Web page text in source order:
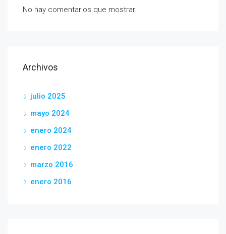
No hay comentarios que mostrar.
Archivos
julio 2025
mayo 2024
enero 2024
enero 2022
marzo 2016
enero 2016